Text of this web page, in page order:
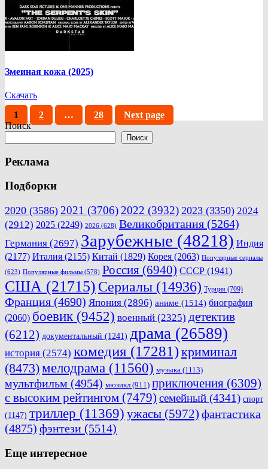
Змеиная кожа (2025)
Скачать
Пагинация
записей
Page
1 Page
2 … Page
28
Next page
Поиск
Поиск
Реклама
Подборки
2020 (3586) 2021 (3706) 2022 (3932) 2023 (3350) 2024
(2912) 2025 (2249) 2026 (628) Великобритания (5264)
Германия (2697) Зарубежные (48218) Индия
(2177) Италия (2155) Китай (1829) Корея (2063) Популярные сериалы
(623) Популярные фильмы (578) Россия (6940) СССР (1941)
США (21715) Сериалы (14936) Турция (709)
Франция (4690) Япония (2896) аниме (1514) биография
(2060) боевик (9452) военный (2325) детектив
(6212) документальный (1241) драма (26589)
история (2574) комедия (17281)криминал
(8473)мелодрама (11560) музыка (1113)
мультфильм (4954) мюзикл (911) приключения (6309)
с высоким рейтингом (7479) семейный (4341) спорт
(1147) триллер (11369) ужасы (5972) фантастика
(4875) фэнтези (5514)
Еще интересное